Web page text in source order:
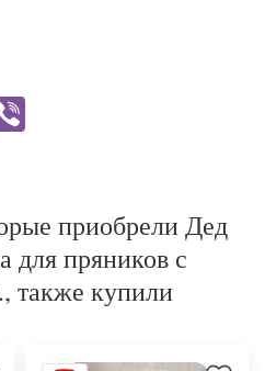
приобрели Дед
пряников с
также купили